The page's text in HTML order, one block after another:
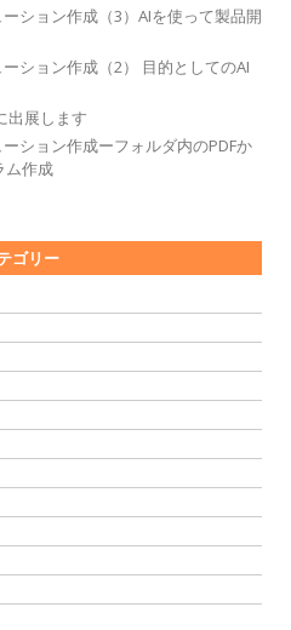
ション作成（3）AIを使って製品開
ション作成（2） 目的としてのAI
出展します
ション作成ーフォルダ内のPDFか
ム作成
ゴリー